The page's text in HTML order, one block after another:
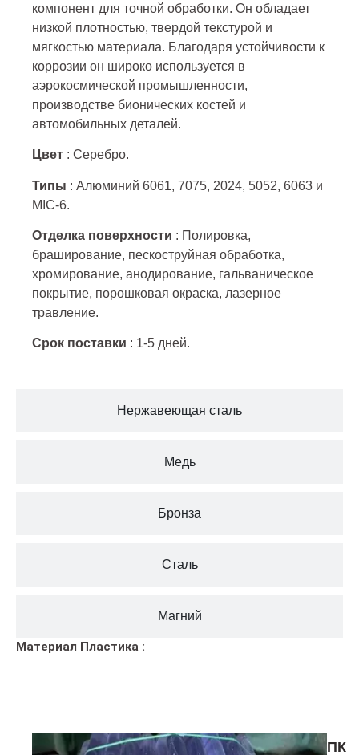
Нержавеющая сталь
Медь
Бронза
Сталь
Магний
компонент для точной обработки. Он обладает
низкой плотностью, твердой текстурой и
мягкостью материала. Благодаря устойчивости к
коррозии он широко используется в
аэрокосмической промышленности,
производстве бионических костей и
автомобильных деталей.
Цвет : Серебро.
Типы : Алюминий 6061, 7075, 2024, 5052, 6063 и
MIC-6.
Отделка поверхности : Полировка,
браширование, пескоструйная обработка,
хромирование, анодирование, гальваническое
покрытие, порошковая окраска, лазерное
травление.
Срок поставки : 1-5 дней.
Материал Пластика :
ПК